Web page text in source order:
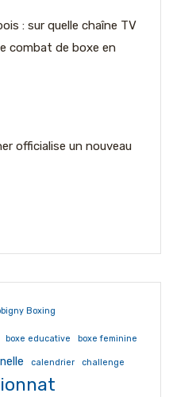
: sur quelle chaîne TV
combat de boxe en
officialise un nouveau
Boxing
boxe educative boxe feminine
calendrier challenge